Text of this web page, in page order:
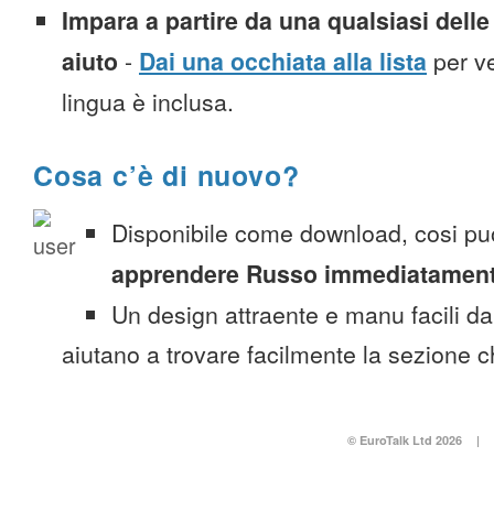
Impara a partire da una qualsiasi
aiuto - Dai una occhiata alla lista per
lingua è inclusa.
Cosa c’è di nuovo?
Disponibile come download, cosi
apprendere Russo
Un design attraente e manu facili
aiutano a trovare facilmente la sezione
© EuroTalk Ltd 2026 |